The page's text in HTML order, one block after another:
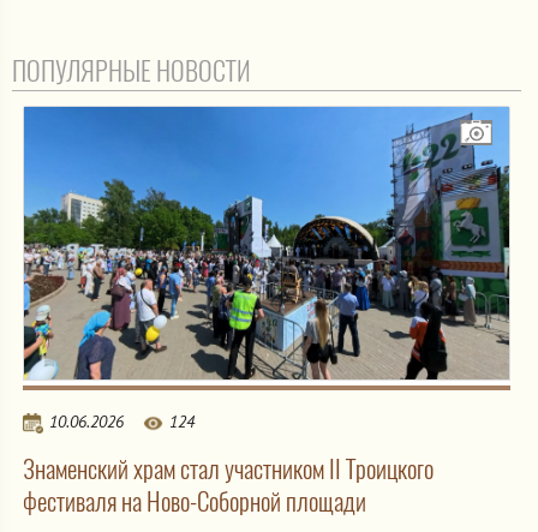
ПОПУЛЯРНЫЕ НОВОСТИ
10.06.2026 124
Знаменский храм стал участником II Троицкого
фестиваля на Ново-Соборной площади